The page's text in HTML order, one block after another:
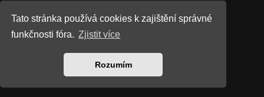
Tato stránka používá cookies k zajištění správné
funkčnosti fóra. Zjistit více
Rozumím